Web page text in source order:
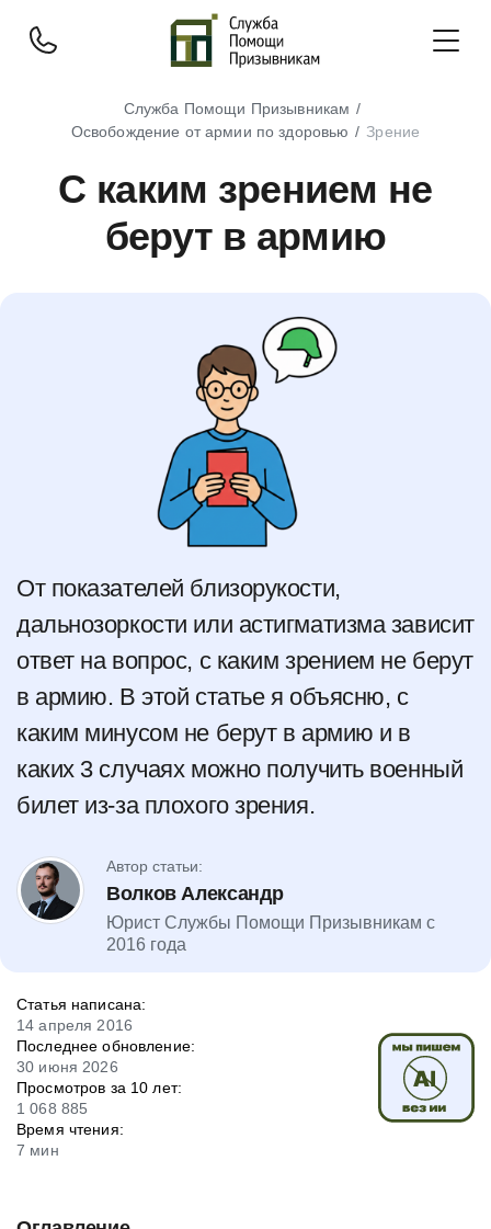
Служба Помощи Призывникам
Освобождение от армии по здоровью
Зрение
С каким зрением не
берут в армию
От показателей близорукости,
дальнозоркости или астигматизма зависит
ответ на вопрос, с каким зрением не берут
в армию. В этой статье я объясню, с
каким минусом не берут в армию и в
каких 3 случаях можно получить военный
билет из-за плохого зрения.
Автор статьи:
Волков Александр
Юрист Службы Помощи Призывникам с
2016 года
Статья написана:
14 апреля 2016
Последнее обновление:
30 июня 2026
Просмотров за 10 лет:
1 068 885
Время чтения:
7 мин